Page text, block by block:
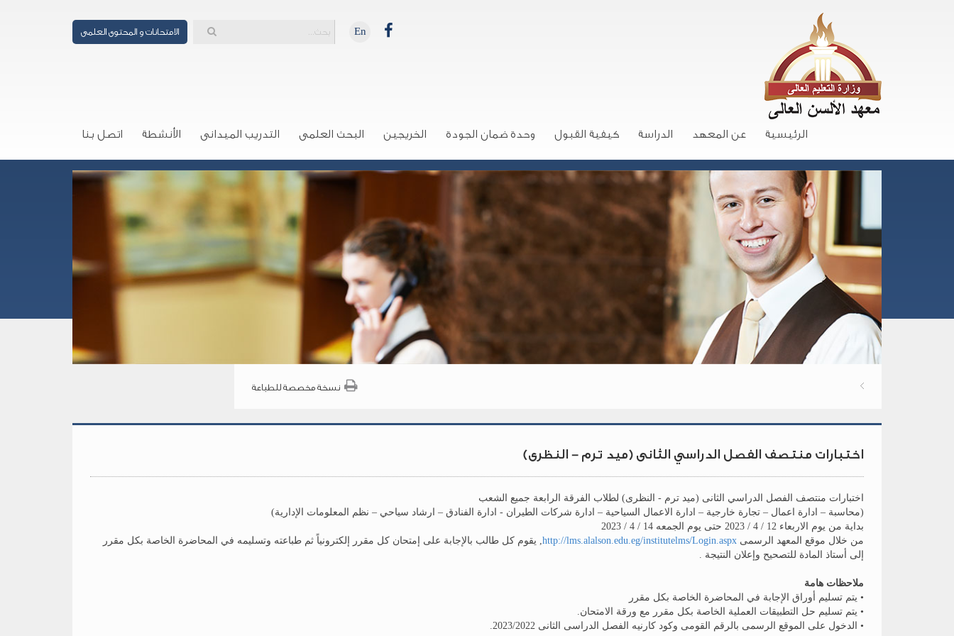
الامتحانات و المحتوى العلمى En
الرئيسية عن المعهد الدراسة كيفية القبول وحدة ضمان الجودة الخريجين البحث العلمى التدريب الميدانى الأنشطة اتصل بنا
نسخة مخصصة للطباعة
اختبارات منتصف الفصل الدراسي الثانى (ميد ترم - النظرى)
اختبارات منتصف الفصل الدراسي الثانى (ميد ترم - النظرى) لطلاب الفرقة الرابعة جميع الشعب
(محاسبة – ادارة اعمال – تجارة خارجية – ادارة الاعمال السياحية – ادارة شركات الطيران - ادارة الفنادق – ارشاد سياحي – نظم المعلومات الإدارية)
بداية من يوم الاربعاء 12 / 4 / 2023 حتى يوم الجمعه 14 / 4 / 2023
من خلال موقع المعهد الرسمى http://lms.alalson.edu.eg/institutelms/Login.aspx , يقوم كل طالب بالإجابة على إمتحان كل مقرر إلكترونياً ثم طباعته وتسليمه في المحاضرة الخاصة بكل مقرر
إلى أستاذ المادة للتصحيح وإعلان النتيجة .
ملاحظات هامة
• يتم تسليم أوراق الإجابة في المحاضرة الخاصة بكل مقرر
• يتم تسليم حل التطبيقات العملية الخاصة بكل مقرر مع ورقة الامتحان.
• الدخول على الموقع الرسمى بالرقم القومى وكود كارنيه الفصل الدراسى الثانى 2023/2022.